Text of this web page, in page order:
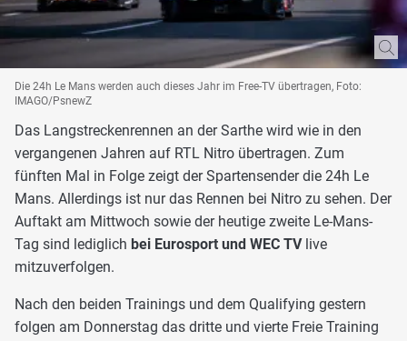
Die 24h Le Mans werden auch dieses Jahr im Free-TV übertragen, Foto:
IMAGO/PsnewZ
Das Langstreckenrennen an der Sarthe wird wie in den
vergangenen Jahren auf RTL Nitro übertragen. Zum
fünften Mal in Folge zeigt der Spartensender die 24h Le
Mans. Allerdings ist nur das Rennen bei Nitro zu sehen. Der
Auftakt am Mittwoch sowie der heutige zweite Le-Mans-
Tag sind lediglich bei Eurosport und WEC TVlive
mitzuverfolgen.
Nach den beiden Trainings und dem Qualifying gestern
folgen am Donnerstag das dritte und vierte Freie Training